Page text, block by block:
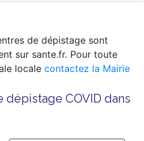
de dépistage sont
sur sante.fr. Pour toute
locale contactez la Mairie
COVID dans